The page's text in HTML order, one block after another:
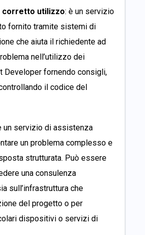
corretto utilizzo: è un servizio
fornito tramite sistemi di
che aiuta il richiedente ad
nell’utilizzo dei
Developer fornendo consigli,
il codice del
un servizio di assistenza
un problema complesso e
strutturata. Può essere
una consulenza
sull’infrastruttura che
del progetto o per
dispositivi o servizi di